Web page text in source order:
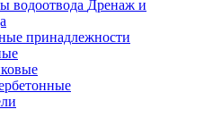
Дренаж и
принадлежности